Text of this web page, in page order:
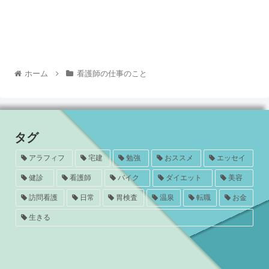
ホーム 看護師の仕事のこと
タグ
アラフィフ 宅建 勉強 おススメ エッセイ
健診 看護師 バイク ダイエット 美容
訪問看護 日常 胃検査 温泉 転職 お金
生きる